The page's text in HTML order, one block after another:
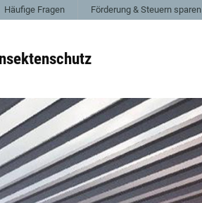
Häufige Fragen Förderung & Steuern sparen